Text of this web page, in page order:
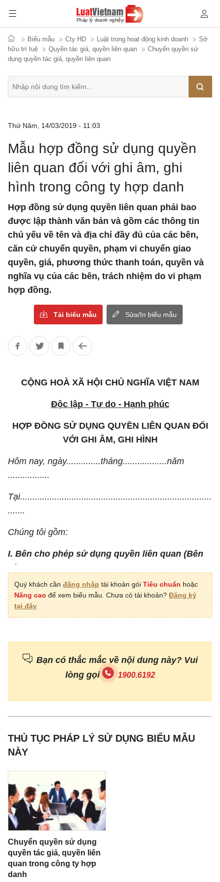
Biểu mẫu Cty HD Luật trong hoạt động kinh doanh
Sở
hữu trí tuệ
Quyền tác giả, quyền liên quan
Chuyển quyền sử
dụng quyền tác giả, quyền liên quan
Thứ Năm, 14/03/2019 - 11:03
Mẫu hợp đồng sử dụng quyền
liên quan đối với ghi âm, ghi
hình trong công ty hợp danh
Hợp đồng sử dụng quyền liên quan phải bao
được lập thành văn bản và gồm các thông tin
chủ yếu về tên và địa chỉ đầy đủ của các bên,
căn cứ chuyển quyền, phạm vi chuyển giao
quyền, giá, phương thức thanh toán, quyền và
nghĩa vụ của các bên, trách nhiệm do vi phạm
hợp đồng.
Tải biểu mẫu Sửa/In biểu mẫu
CỘNG HOÀ XÃ HỘI CHỦ NGHĨA VIỆT NAM
Độc lập - Tự do - Hạnh phúc
HỢP ĐỒNG SỬ DỤNG QUYỀN LIÊN QUAN ĐỐI
VỚI GHI ÂM, GHI HÌNH
Hôm nay, ngày..............tháng..................năm
.................
Tại..............................................................................
.......
Chúng tôi gồm:
I. Bên cho phép sử dụng quyền liên quan (Bên
A):
Họ và
tên :............................................................................
.............................
diện, Giấy chứng nhận ĐKKD, ngày và nơi cấp)
Số CMTND……………....cấp
Địa
chỉ..............................................................................
..................................
Điện
thoại.................................fax.....................................
................................
Là chủ sở hữu quyền liên quan đối
với:...................................................................
(Trường hợp có nhiều chủ sở hữu thì các chủ sở
Quý khách cần đăng nhập tài khoản gói Tiêu chuẩn hoặc
Nâng cao để xem biểu mẫu. Chưa có tài khoản? Đăng ký
tại đây
Bạn có thắc mắc về nội dung này? Vui
lòng gọi
1900.6192
THỦ TỤC PHÁP LÝ SỬ DỤNG BIỂU MẪU
NÀY
Chuyển quyền sử dụng
quyền tác giả, quyền liên
quan trong công ty hợp
danh